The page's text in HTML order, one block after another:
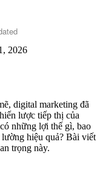
2026
digital marketing đã
lược tiếp thị của
những lợi thế gì, bao
hiệu quả? Bài viết
trọng này.